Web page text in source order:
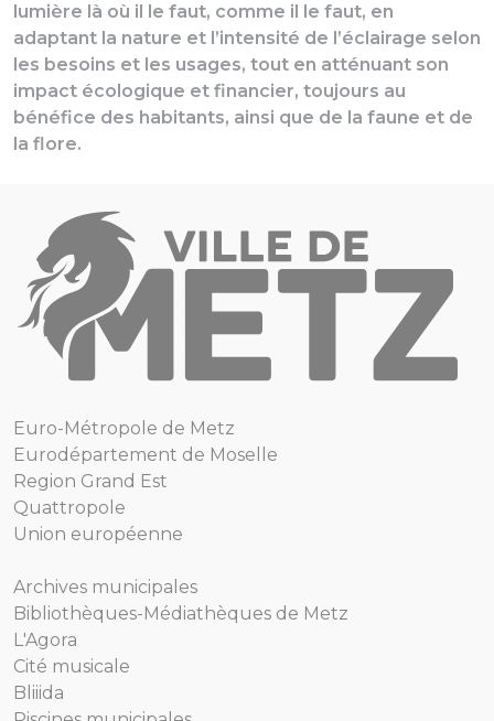
lumière là où il le faut, comme il le faut, en
adaptant la nature et l’intensité de l’éclairage selon
les besoins et les usages, tout en atténuant son
impact écologique et financier, toujours au
bénéfice des habitants, ainsi que de la faune et de
la flore.
Euro-Métropole de Metz
Eurodépartement de Moselle
Region Grand Est
Quattropole
Union européenne
Archives municipales
Bibliothèques-Médiathèques de Metz
L'Agora
Cité musicale
Bliiida